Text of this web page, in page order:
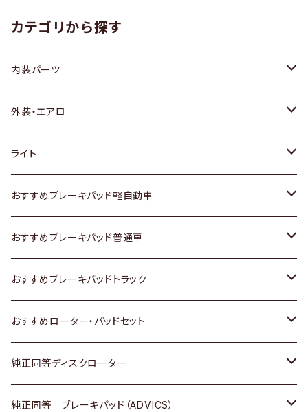
カテゴリから探す
内装パーツ
トヨタ
ホンダ
スズキ
日産
いすゞ
ダイハツ
マツダ
三菱
外装・エアロ
トヨタ
ホンダ
スズキ
日産
いすゞ
ダイハツ
マツダ
ライト
トヨタ
スズキ
日産
いすゞ
ダイハツ
三菱
おすすめブレーキパッド軽自動車
トヨタ
ホンダ
スズキ
日産
ダイハツ
おすすめブレーキパッド普通車
トヨタ
ホンダ
スズキ
日産
おすすめブレーキパッドトラック
トヨタ
日産
いすゞ
おすすめローター・パッドセット
トヨタ
ホンダ
純正同等ディスクローター
トヨタ
純正同等 ブレーキパッド（ADVICS）